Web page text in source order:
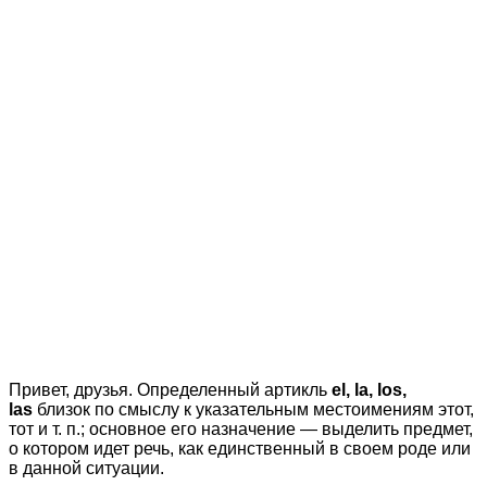
Привет, друзья. Определенный артикль el, la, los,
las близок по смыслу к указательным местоимениям этот,
тот и т. п.; основное его назначение — выделить предмет,
о котором идет речь, как единственный в своем роде или
в данной ситуации.